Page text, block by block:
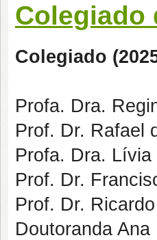
Colegiado
Colegiado
Profa. Dra.
Prof. Dr. Rafael
Profa. Dra.
Prof. Dr.
Prof. Dr.
Doutoranda